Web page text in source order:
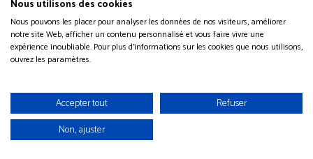
site web)
À clarifier :« Puis-je publier le film sur
YouTube/Facebook/Instagram ? » La plupart acceptent
avec un crédit (tag @nomduvidéaste).
Aspects Techniques
13. Comment capturez-vous le son (vœux, discours) ?
Nous utilisons des cookies
Nous pouvons les placer pour analyser les données de nos visiteurs, améliorer
notre site Web, afficher un contenu personnalisé et vous faire vivre une
expérience inoubliable. Pour plus d'informations sur les cookies que nous utilisons,
ouvrez les paramètres.
Accepter tout
Refuser
Non, ajuster